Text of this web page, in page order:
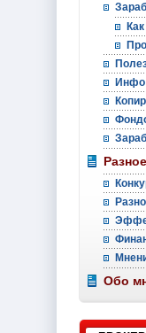
Инфо
Разное
Обо